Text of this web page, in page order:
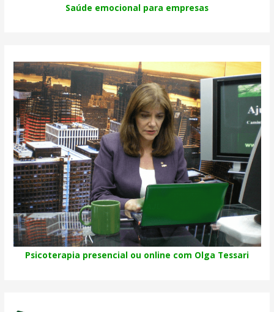
Saúde emocional para empresas
Psicoterapia presencial ou online com Olga Tessari